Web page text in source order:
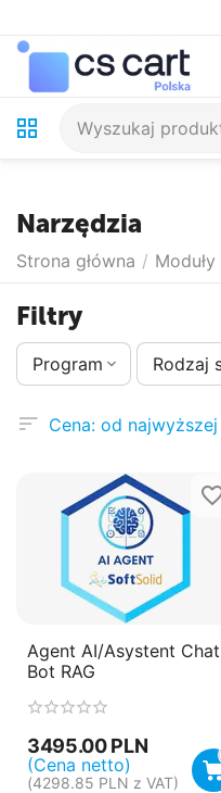
Narzędzia
Strona główna / Moduły
Filtry
Program Rodzaj
Cena: od najwyższej
Agent AI/Asystent Chat
Bot RAG
3495.00 PLN
(Cena netto)
(4298.85 PLN z VAT)